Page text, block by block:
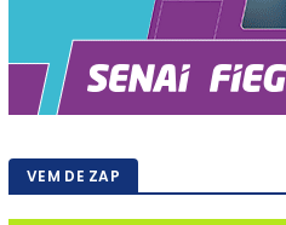
VEM DE ZAP